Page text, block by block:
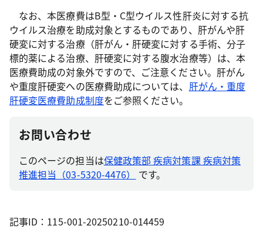
なお、本医療費はB型・C型ウイルス性肝炎に対する抗
ウイルス治療を助成対象とするものであり、肝がんや肝
硬変に対する治療（肝がん・肝硬変に対する手術、分子
標的薬による治療、肝硬変に対する腹水治療等）は、本
医療費助成の対象外ですので、ご注意ください。肝がん
や重度肝硬変への医療費助成については、 肝がん・重度
肝硬変医療費助成制度をご参照ください。
お問い合わせ
このページの担当は保健政策部 疾病対策課 疾病対策
推進担当（03-5320-4476）
です。
記事ID：115-001-20250210-014459